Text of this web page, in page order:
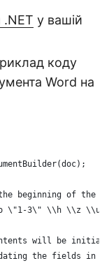
.NET у вашій
коду
Word на
beginning of the
\"1-3\" \\h \\z
will be
the fields in